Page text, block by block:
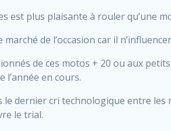
est plus plaisante à rouler qu’une
de l’occasion car il
de ces motos + 20 ou aux
l’année en cours.
le dernier cri technologique entre
le trial.